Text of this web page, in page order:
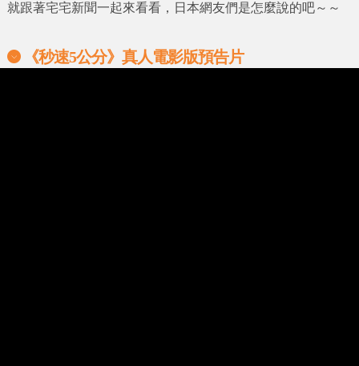
就跟著宅宅新聞一起來看看，日本網友們是怎麼說的吧～～
《秒速5公分》 真人電影版預告片